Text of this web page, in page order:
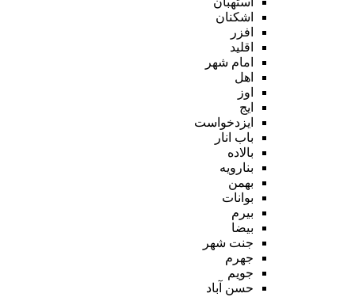
اشکنان
افزر
اقلید
امام شهر
اهل
اوز
ایج
ایزدخواست
باب انار
بالاده
بنارویه
بهمن
بوانات
بیرم
بیضا
جنت شهر
جهرم
جویم
حسن آباد